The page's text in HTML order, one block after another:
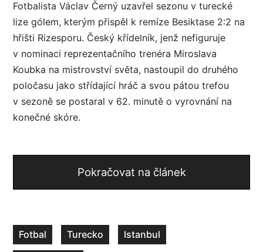
Fotbalista Václav Černý uzavřel sezonu v turecké
lize gólem, kterým přispěl k remíze Besiktase 2:2 na
hřišti Rizesporu. Český křídelník, jenž nefiguruje
v nominaci reprezentačního trenéra Miroslava
Koubka na mistrovství světa, nastoupil do druhého
poločasu jako střídající hráč a svou pátou trefou
v sezoně se postaral v 62. minutě o vyrovnání na
konečné skóre.
Pokračovat na článek
Fotbal Turecko Istanbul